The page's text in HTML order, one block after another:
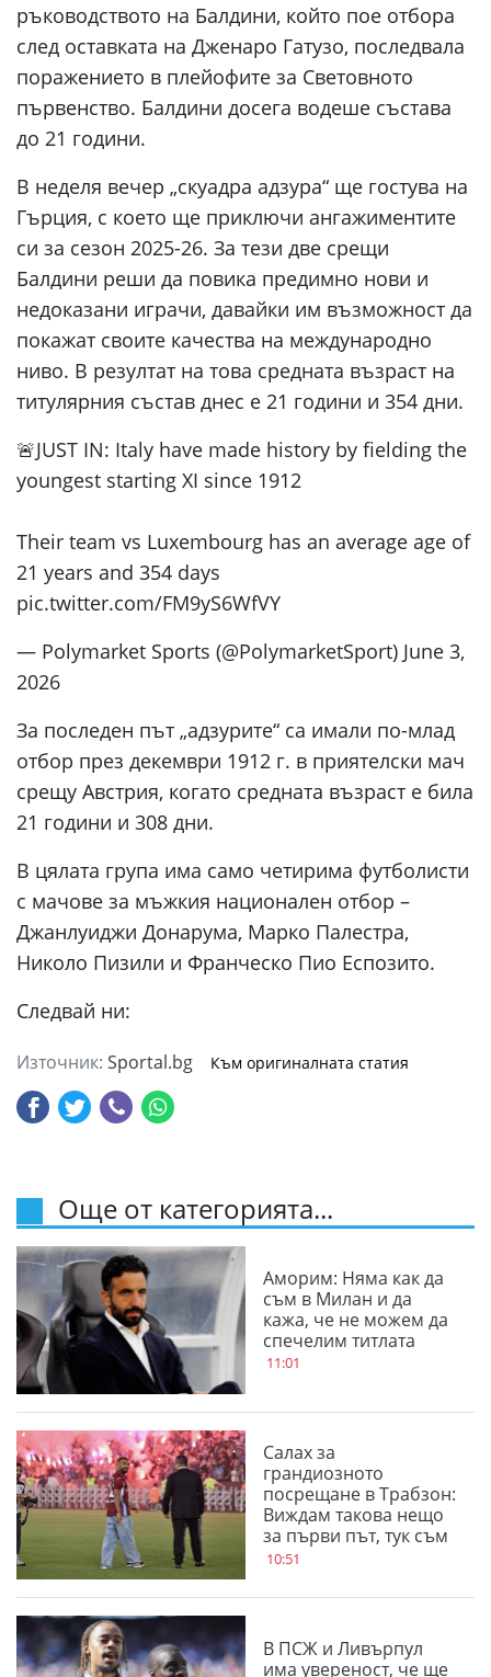
ръководството на Балдини, който пое отбора
след оставката на Дженаро Гатузо, последвала
поражението в плейофите за Световното
първенство. Балдини досега водеше състава
до 21 години.
В неделя вечер „скуадра адзура“ ще гостува на
Гърция, с което ще приключи ангажиментите
си за сезон 2025-26. За тези две срещи
Балдини реши да повика предимно нови и
недоказани играчи, давайки им възможност да
покажат своите качества на международно
ниво. В резултат на това средната възраст на
титулярния състав днес е 21 години и 354 дни.
🚨JUST IN: Italy have made history by fielding the
youngest starting XI since 1912
Their team vs Luxembourg has an average age of
21 years and 354 days
pic.twitter.com/FM9yS6WfVY
— Polymarket Sports (@PolymarketSport) June 3,
2026
За последен път „адзурите“ са имали по-млад
отбор през декември 1912 г. в приятелски мач
срещу Австрия, когато средната възраст е била
21 години и 308 дни.
В цялата група има само четирима футболисти
с мачове за мъжкия национален отбор –
Джанлуиджи Донарума, Марко Палестра,
Николо Пизили и Франческо Пио Еспозито.
Следвай ни:
Източник: Sportal.bg Към оригиналната статия
Още от категорията...
Аморим: Няма как да
съм в Милан и да
кажа, че не можем да
спечелим титлата
11:01
Салах за
грандиозното
посрещане в Трабзон:
Виждам такова нещо
за първи път, тук съм
за трофеи
10:51
В ПСЖ и Ливърпул
има увереност, че ще